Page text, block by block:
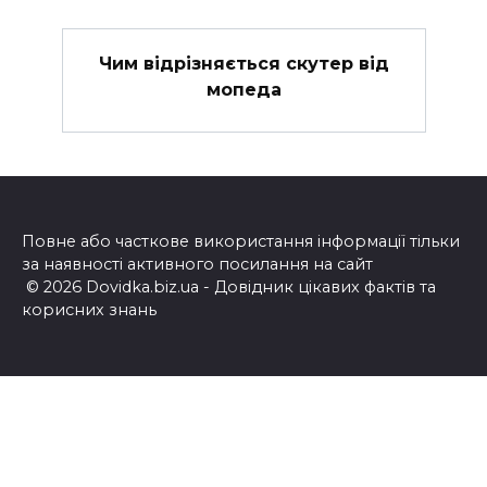
Чим відрізняється скутер від
мопеда
Повне або часткове використання інформації тільки
за наявності активного посилання на сайт
© 2026 Dovidka.biz.ua - Довідник цікавих фактів та
корисних знань